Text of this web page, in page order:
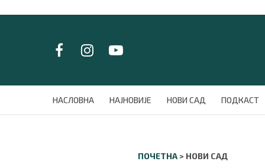
НАСЛОВНА НАЈНОВИЈЕ НОВИ САД ПОДКАСТ
ПОЧЕТНА > НОВИ САД
НАСЛОВНА
НАЈНОВИЈЕ